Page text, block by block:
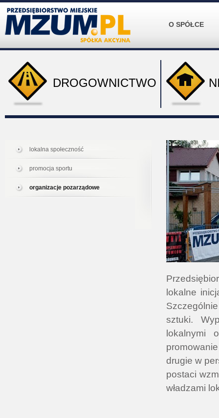
O SPÓŁCE
DROGOWNICTWO
lokalna społeczność
promocja sportu
organizacje pozarządowe
lokalne
sztuki.
lokalnymi
drugie w
postaci
władzami